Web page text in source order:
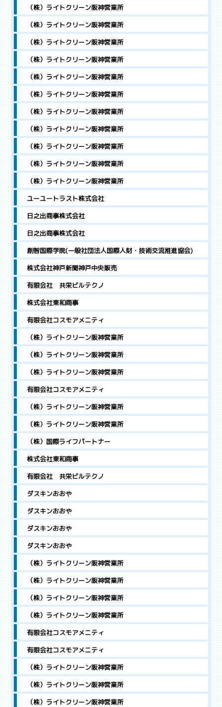
（株）ライトクリーン阪神営業所
（株）ライトクリーン阪神営業所
（株）ライトクリーン阪神営業所
（株）ライトクリーン阪神営業所
（株）ライトクリーン阪神営業所
（株）ライトクリーン阪神営業所
（株）ライトクリーン阪神営業所
（株）ライトクリーン阪神営業所
（株）ライトクリーン阪神営業所
（株）ライトクリーン阪神営業所
（株）ライトクリーン阪神営業所
ユーユートラスト株式会社
日之出商事株式会社
日之出商事株式会社
創智国際学院(一般社団法人国際人財・技術交流推進協会)
株式会社神戸新聞神戸中央販売
有限会社 共栄ビルテクノ
株式会社東和商事
有限会社コスモアメニティ
（株）ライトクリーン阪神営業所
（株）ライトクリーン阪神営業所
（株）ライトクリーン阪神営業所
有限会社コスモアメニティ
（株）ライトクリーン阪神営業所
（株）ライトクリーン阪神営業所
（株）国際ライフパートナー
株式会社東和商事
有限会社 共栄ビルテクノ
ダスキンおおや
ダスキンおおや
ダスキンおおや
ダスキンおおや
（株）ライトクリーン阪神営業所
（株）ライトクリーン阪神営業所
（株）ライトクリーン阪神営業所
（株）ライトクリーン阪神営業所
有限会社コスモアメニティ
有限会社コスモアメニティ
（株）ライトクリーン阪神営業所
（株）ライトクリーン阪神営業所
（株）ライトクリーン阪神営業所